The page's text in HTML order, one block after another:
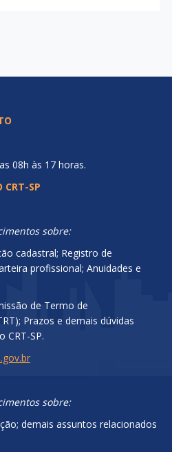
08h às 17 horas.
CRT-SP
sobre:
cadastral; Registro de
profissional; Anuidades e
de Termo de
Prazos e demais dúvidas
CRT-SP.
sobre:
demais assuntos relacionados